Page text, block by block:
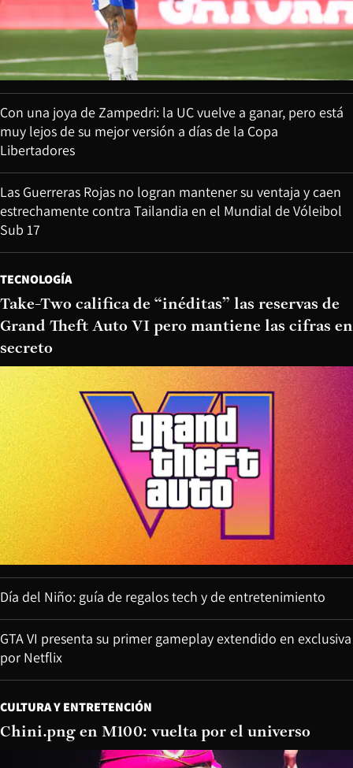
Con una joya de Zampedri: la UC vuelve a ganar, pero está
muy lejos de su mejor versión a días de la Copa
Libertadores
Las Guerreras Rojas no logran mantener su ventaja y caen
estrechamente contra Tailandia en el Mundial de Vóleibol
Sub 17
TECNOLOGÍA
Take-Two califica de “inéditas” las reservas de
Grand Theft Auto VI pero mantiene las cifras en
secreto
Día del Niño: guía de regalos tech y de entretenimiento
GTA VI presenta su primer gameplay extendido en exclusiva
por Netflix
CULTURA Y ENTRETENCIÓN
Chini.png en M100: vuelta por el universo